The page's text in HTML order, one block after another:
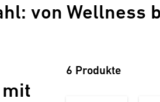
von Wellness
6 Produkte